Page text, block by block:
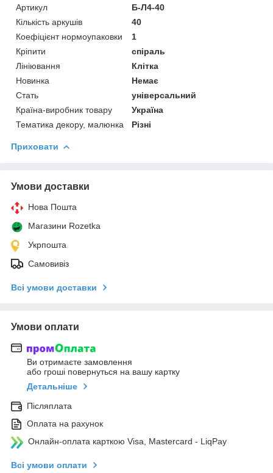
Артикул
Б-Л4-40
Кількість аркушів
40
Коефіцієнт нормоупаковки
1
Кріпити
спіраль
Лініювання
Клітка
Новинка
Немає
Стать
універсальний
Країна-виробник товару
Україна
Тематика декору, малюнка
Різні
Приховати
Умови доставки
Нова Пошта
Магазини Rozetka
Укрпошта
Самовивіз
Всі умови доставки
Умови оплати
Ви отримаєте замовлення
або гроші повернуться на вашу картку
Детальніше
Післяплата
Оплата на рахунок
Онлайн-оплата карткою Visa, Mastercard - LiqPay
Всі умови оплати